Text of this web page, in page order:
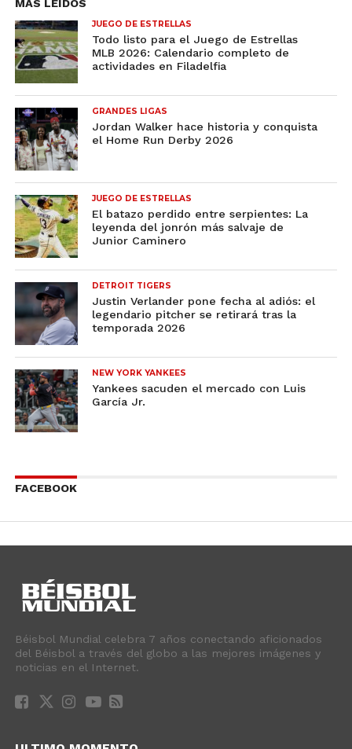
MÁS LEIDOS
JUEGO DE ESTRELLAS
Todo listo para el Juego de Estrellas
MLB 2026: Calendario completo de
actividades en Filadelfia
GRANDES LIGAS
Jordan Walker hace historia y conquista
el Home Run Derby 2026
JUEGO DE ESTRELLAS
El batazo perdido entre serpientes: La
leyenda del jonrón más salvaje de
Junior Caminero
DETROIT TIGERS
Justin Verlander pone fecha al adiós: el
legendario pitcher se retirará tras la
temporada 2026
NEW YORK YANKEES
Yankees sacuden el mercado con Luis
García Jr.
FACEBOOK
Béisbol Mundial celebra 7 años conectando aficionados
del Béisbol a través del globo a las mejores imágenes y
noticias en el Internet.